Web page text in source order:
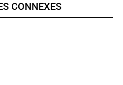
CONNEXES